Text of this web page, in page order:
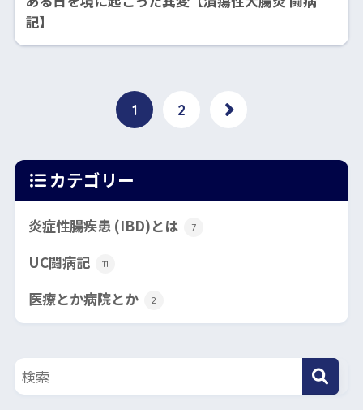
記】
1 2
カテゴリー
炎症性腸疾患 (IBD)とは 7
UC闘病記 11
医療とか病院とか 2